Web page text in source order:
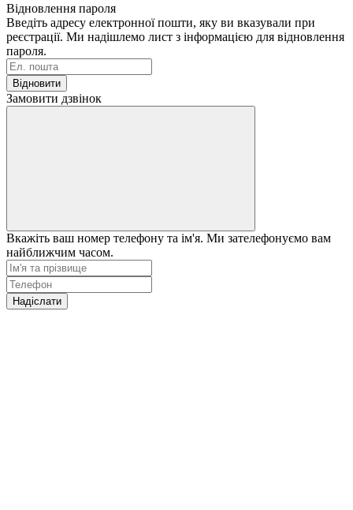
Відновлення пароля
Введіть адресу електронної пошти, яку ви вказували при
реєстрації. Ми надішлемо лист з інформацією для відновлення
пароля.
Відновити
Замовити дзвінок
Вкажіть ваш номер телефону та ім'я. Ми зателефонуємо вам
найближчим часом.
Надіслати